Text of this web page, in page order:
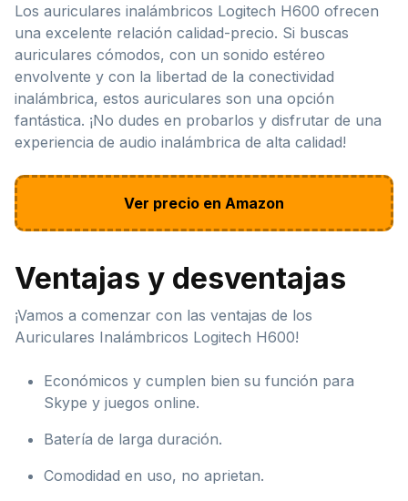
Los auriculares inalámbricos Logitech H600 ofrecen
una excelente relación calidad-precio. Si buscas
auriculares cómodos, con un sonido estéreo
envolvente y con la libertad de la conectividad
inalámbrica, estos auriculares son una opción
fantástica. ¡No dudes en probarlos y disfrutar de una
experiencia de audio inalámbrica de alta calidad!
Ver precio en Amazon
Ventajas y desventajas
¡Vamos a comenzar con las ventajas de los
Auriculares Inalámbricos Logitech H600!
Económicos y cumplen bien su función para
Skype y juegos online.
Batería de larga duración.
Comodidad en uso, no aprietan.